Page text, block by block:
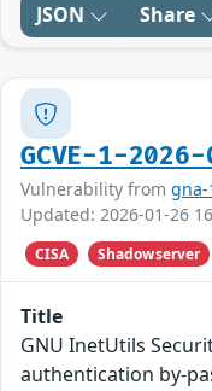
JSON Share
GCVE-1-2026-
Vulnerability from gna-
Updated: 2026-01-26
CISA Shadowserver
Title
GNU InetUtils
authentication by-